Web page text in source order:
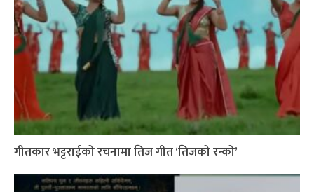
गीतकार भट्टराईको रचनामा तिज गीत ‘तिजको रन्को’